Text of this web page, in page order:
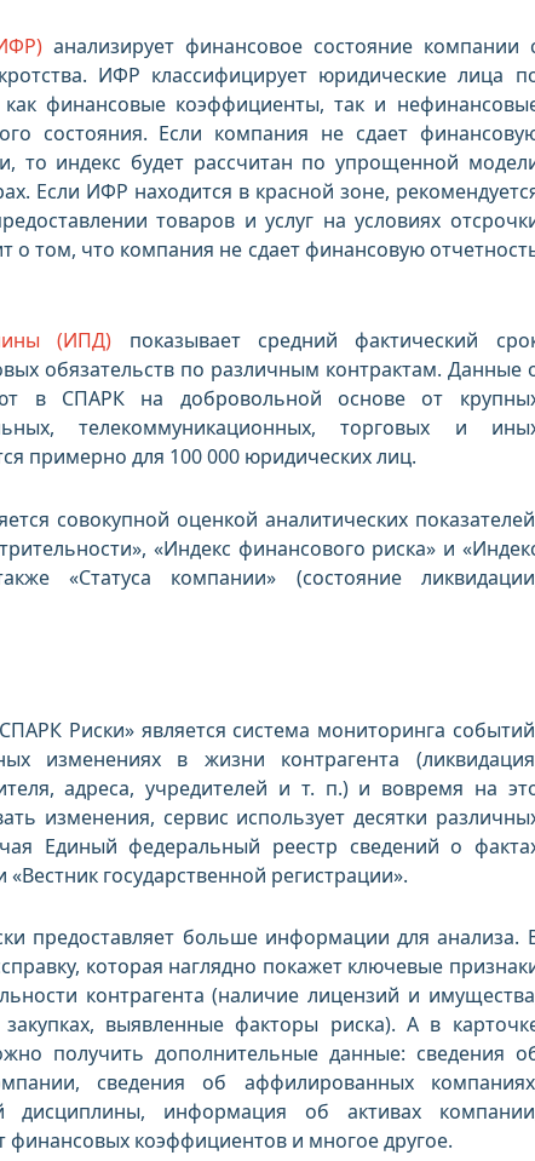
анализирует финансовое состояние компании
ИФР классифицирует юридические лица
финансовые коэффициенты, так и
состояния. Если компания не сдает
то индекс будет рассчитан по упрощенной
Если ИФР находится в красной зоне,
товаров и услуг на условиях
о том, что компания не сдает финансовую
(ИПД) показывает средний фактический
обязательств по различным контрактам. Данные
в СПАРК на добровольной основе от
телекоммуникационных, торговых и
примерно для 100 000 юридических лиц.
совокупной оценкой аналитических
«Индекс финансового риска» и
«Статуса компании» (состояние
Риски» является система мониторинга
изменениях в жизни контрагента
адреса, учредителей и т. п.) и вовремя на
изменения, сервис использует десятки
Единый федеральный реестр сведений о
государственной регистрации».
предоставляет больше информации для анализа.
которая наглядно покажет ключевые
контрагента (наличие лицензий и
выявленные факторы риска). А в
получить дополнительные данные: сведения
сведения об аффилированных
дисциплины, информация об активах
коэффициентов и многое другое.